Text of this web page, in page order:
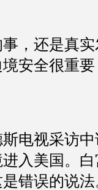
，还是真
安全很重
电视采访
入美国。
错误的说